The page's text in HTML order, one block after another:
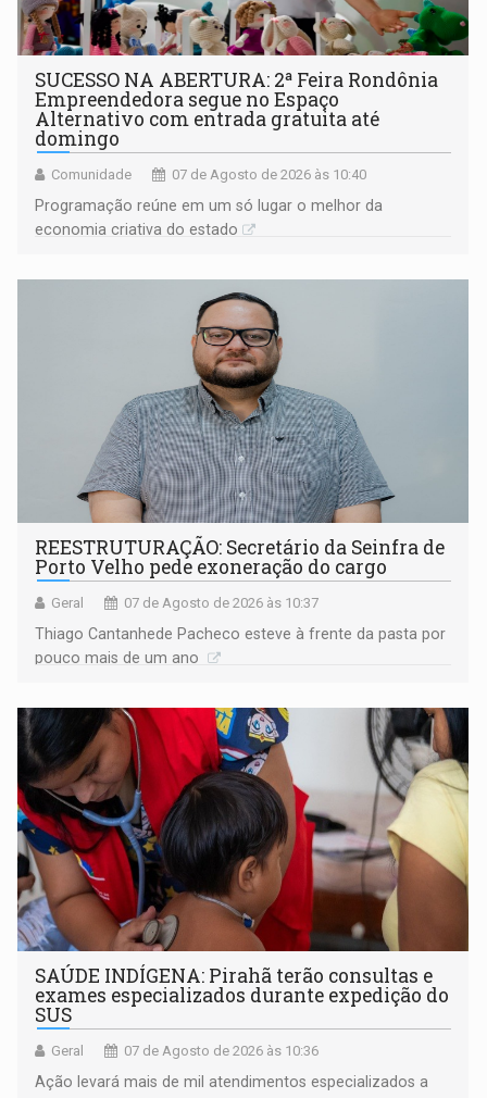
SUCESSO NA ABERTURA: 2ª Feira Rondônia
Empreendedora segue no Espaço
Alternativo com entrada gratuita até
domingo
Comunidade 07 de Agosto de 2026 às 10:40
Programação reúne em um só lugar o melhor da
economia criativa do estado
REESTRUTURAÇÃO: Secretário da Seinfra de
Porto Velho pede exoneração do cargo
Geral 07 de Agosto de 2026 às 10:37
Thiago Cantanhede Pacheco esteve à frente da pasta por
pouco mais de um ano
SAÚDE INDÍGENA: Pirahã terão consultas e
exames especializados durante expedição do
SUS
Geral 07 de Agosto de 2026 às 10:36
Ação levará mais de mil atendimentos especializados a